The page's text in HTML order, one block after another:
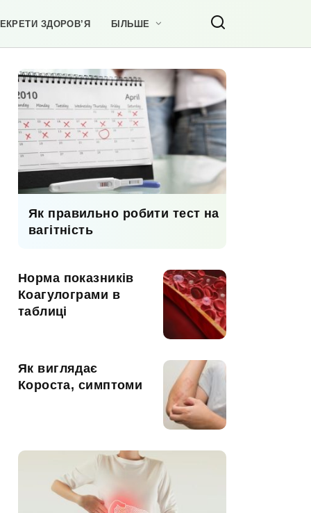
ЗДОРОВ’Я БІЛЬШЕ
Як правильно робити тест на
вагітність
Норма показників
Коагулограми в
таблиці
Як виглядає
Короста, симптоми